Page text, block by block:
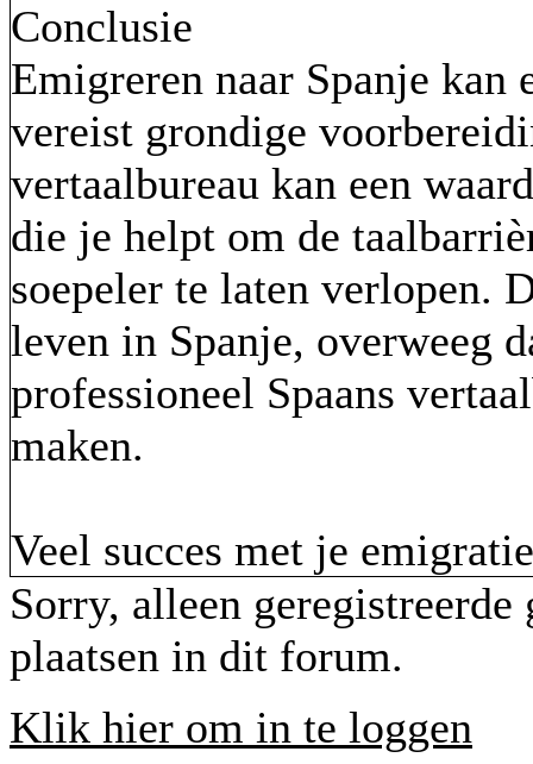
Conclusie
Emigreren naar Spanje kan
vereist grondige
vertaalbureau kan een
die je helpt om de
soepeler te laten verlopen.
leven in Spanje, overweeg
professioneel Spaans
maken.
Veel succes met je
Sorry, alleen
plaatsen in dit forum.
Klik hier om in te loggen